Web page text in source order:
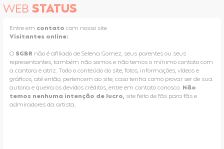
WEB STATUS
Entre em contato com nosso site
Visitantes online:
O SGBR não é afiliado de Selena Gomez, seus parentes ou seus
representantes, também não somos e não temos o mínimo contato com
a cantora e atriz. Todo o conteúdo do site, fotos, informações, vídeos e
gráficos, até então, pertencem ao site, caso tenha como provar ser de sua
autoria e queira os devidos créditos, entre em contato conosco. Não
temos nenhuma intenção de lucro, site feito de fãs para fãs e
admiradores da artista.